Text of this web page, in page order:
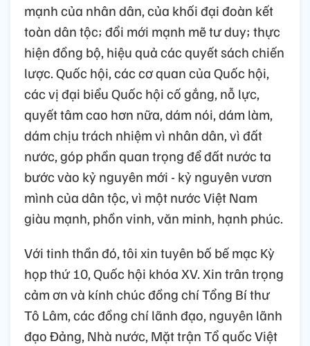
mạnh của nhân dân, của khối đại đoàn kết
toàn dân tộc; đổi mới mạnh mẽ tư duy; thực
hiện đồng bộ, hiệu quả các quyết sách chiến
lược. Quốc hội, các cơ quan của Quốc hội,
các vị đại biểu Quốc hội cố gắng, nỗ lực,
quyết tâm cao hơn nữa, dám nói, dám làm,
dám chịu trách nhiệm vì nhân dân, vì đất
nước, góp phần quan trọng để đất nước ta
bước vào kỷ nguyên mới - kỷ nguyên vươn
mình của dân tộc, vì một nước Việt Nam
giàu mạnh, phồn vinh, văn minh, hạnh phúc.
Với tinh thần đó, tôi xin tuyên bố bế mạc Kỳ
họp thứ 10, Quốc hội khóa XV. Xin trân trọng
cảm ơn và kính chúc đồng chí Tổng Bí thư
Tô Lâm, các đồng chí lãnh đạo, nguyên lãnh
đạo Đảng, Nhà nước, Mặt trận Tổ quốc Việt